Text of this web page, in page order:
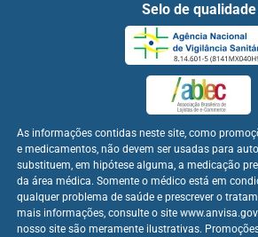
Selo de qualidade
As informações contidas neste site, como
e medicamentos, não devem ser usadas para
substituem, em hipótese alguma, a medicação
da área médica. Somente o médico está em
qualquer problema de saúde e prescrever o
mais informações, consulte o site
nosso site são meramente ilustrativas.